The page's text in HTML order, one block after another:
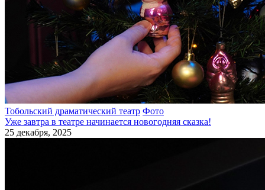
Тобольский драматический театр Фото
Уже завтра в театре начинается новогодняя сказка!
25 декабря, 2025